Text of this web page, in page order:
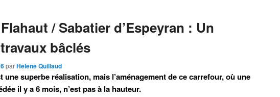
/ Sabatier d’Espeyran : Un
bâclés
parHelene Quillaud
une superbe réalisation, mais l’aménagement de ce carrefour, où une
il y a 6 mois, n’est pas à la hauteur.